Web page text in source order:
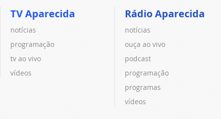
TV Aparecida
notícias
programação
tv ao vivo
vídeos
Rádio Aparecida
notícias
ouça ao vivo
podcast
programação
programas
vídeos